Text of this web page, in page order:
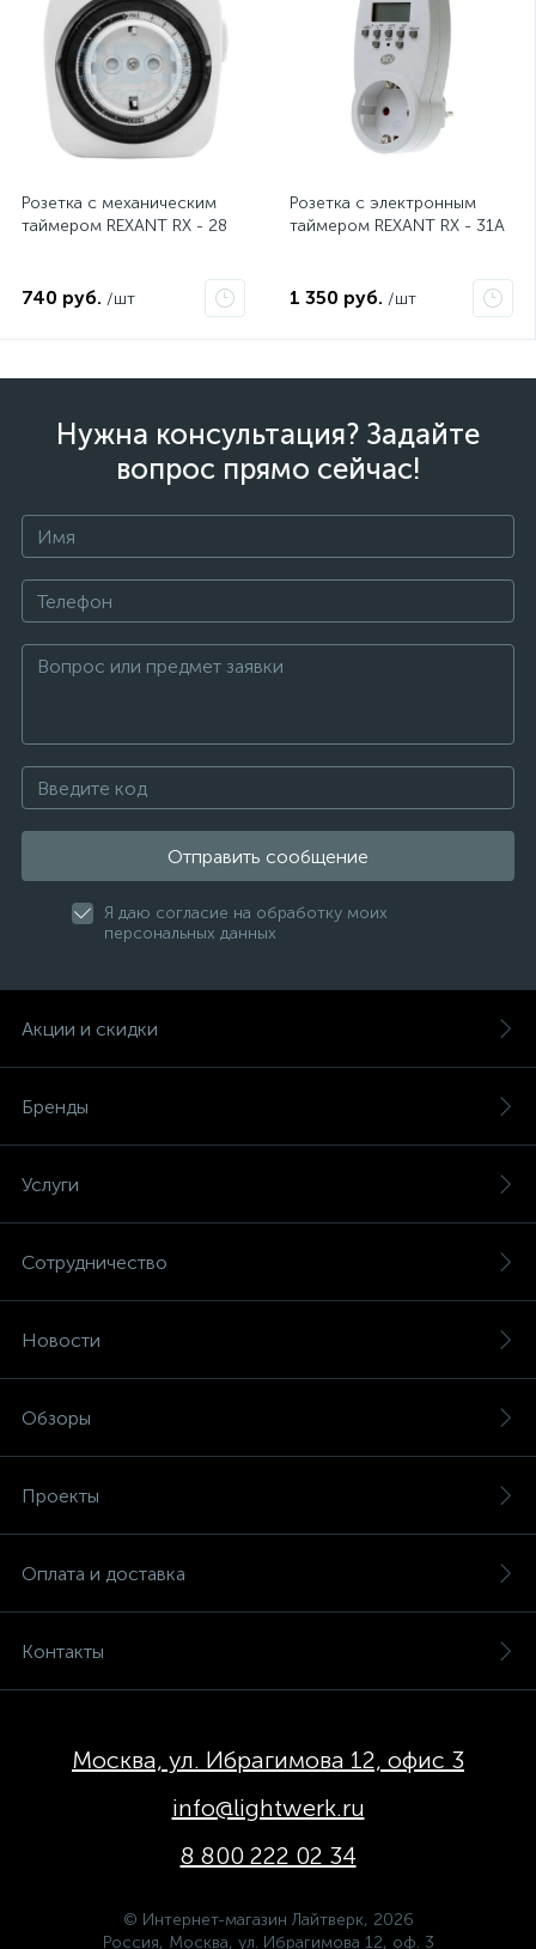
Розетка с механическим
таймером REXANT RX - 28
740 руб. /шт
Розетка с электронным
таймером REXANT RX - 31А
1 350 руб. /шт
Нужна консультация? Задайте
вопрос прямо сейчас!
Отправить сообщение
Я даю согласие на обработку моих
персональных данных
Акции и скидки
Бренды
Услуги
Сотрудничество
Новости
Обзоры
Проекты
Оплата и доставка
Контакты
Москва, ул. Ибрагимова 12, офис 3
info@lightwerk.ru
8 800 222 02 34
© Интернет-магазин Лайтверк, 2026
Россия, Москва, ул. Ибрагимова 12, оф. 3